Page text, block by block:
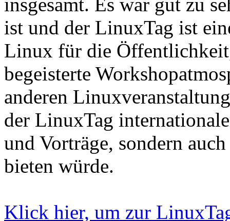
ist und der LinuxTag ist
Linux für die
begeisterte
anderen
der LinuxTag
und Vorträge, sondern
bieten würde.
Klick hier, um zur